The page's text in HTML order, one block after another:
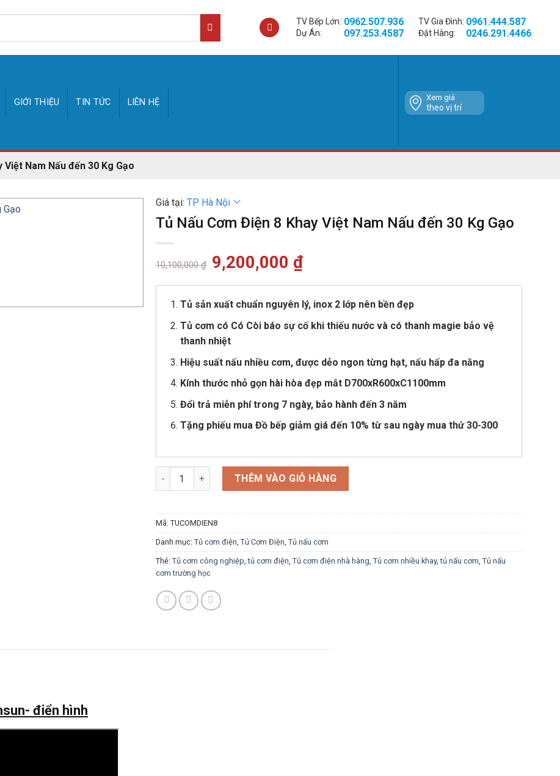
TV Bếp Lớn: 0962.507.936 TV Gia Đình: 0961.444.587
Dự Án: 097.253.4587 Đặt Hàng: 0246.291.4466
GIỚI THIỆU TIN TỨC LIÊN HỆ Xem giá
theo vị trí
Nam Nấu đến 30 Kg Gạo
Giá tại: TP Hà Nội
Tủ Nấu Cơm Điện 8 Khay Việt Nam Nấu đến 30 Kg Gạo
10,100,000₫ Giá
gốc
9,200,000 ₫Giá
9,200,000 ₫.
Tủ sản xuất chuẩn nguyên lý, inox 2 lớp nên bền đẹp
Tủ cơm có Có Còi báo sự cố khi thiếu nước và có thanh magie bảo vệ
thanh nhiệt
Hiệu suất nấu nhiều cơm, được dẻo ngon từng hạt, nấu hấp đa năng
Kính thước nhỏ gọn hài hòa đẹp mắt D700xR600xC1100mm
Đổi trả miễn phí trong 7 ngày, bảo hành đến 3 năm
Tặng phiếu mua Đồ bếp giảm giá đến 10% từ sau ngày mua thứ 30-300
Tủ Nấu Cơm Điện 8 Khay Việt Nam Nấu đến 30 Kg Gạo số lượng
THÊM VÀO GIỎ HÀNG
Mã: TUCOMDIEN8
Danh mục: Tủ cơm điện Tủ Cơm Điện Tủ nấu cơm
Thẻ: Tủ cơm công nghiệp ,tủ cơm điện Tủ cơm điện nhà hàng Tủ cơm nhiều khay,tủ nấu cơm Tủ nấu
cơm trường học
điển hình